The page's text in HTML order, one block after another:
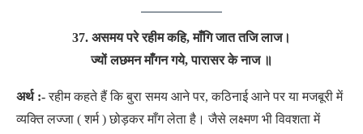
37. असमय परे रहीम कहि, माँगि जात तजि लाज।
ज्‍यों लछमन माँगन गये, पारासर के नाज ॥
अर्थ :-रहीम कहते हैं कि बुरा समय आने पर, कठिनाई आने पर या मजबूरी में
व्यक्ति लज्जा ( शर्म ) छोड़कर माँग लेता है। जैसे लक्ष्मण भी विवशता में